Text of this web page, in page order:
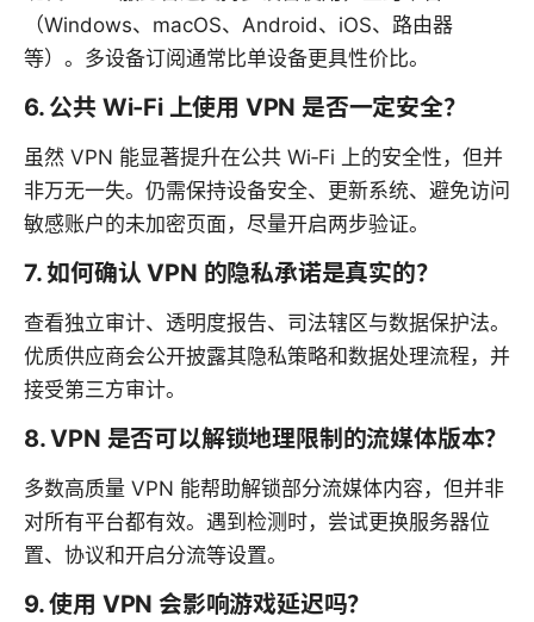
（Windows、macOS、Android、iOS、路由器
等）。多设备订阅通常比单设备更具性价比。
6. 公共 Wi‑Fi 上使用 VPN 是否一定安全？
虽然 VPN 能显著提升在公共 Wi‑Fi 上的安全性，但并
非万无一失。仍需保持设备安全、更新系统、避免访问
敏感账户的未加密页面，尽量开启两步验证。
7. 如何确认 VPN 的隐私承诺是真实的？
查看独立审计、透明度报告、司法辖区与数据保护法。
优质供应商会公开披露其隐私策略和数据处理流程，并
接受第三方审计。
8. VPN 是否可以解锁地理限制的流媒体版本？
多数高质量 VPN 能帮助解锁部分流媒体内容，但并非
对所有平台都有效。遇到检测时，尝试更换服务器位
置、协议和开启分流等设置。
9. 使用 VPN 会影响游戏延迟吗？